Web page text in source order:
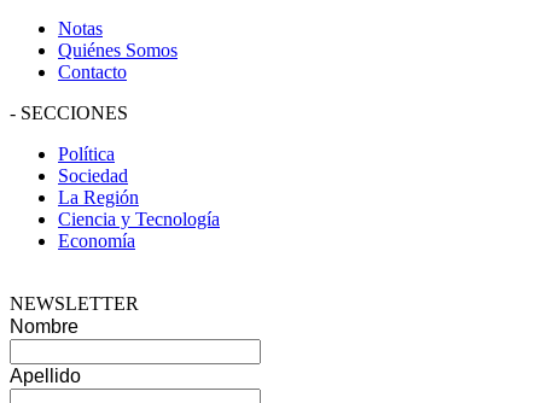
Notas
Quiénes Somos
Contacto
- SECCIONES
Política
Sociedad
La Región
Ciencia y Tecnología
Economía
NEWSLETTER
Nombre
Apellido